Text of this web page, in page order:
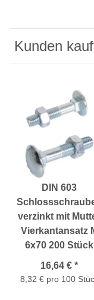
Kunden
DIN 603
verzinkt mit
Vierkantansatz
6x70 200 Stück
16,64 € *
8,32 € pro 100